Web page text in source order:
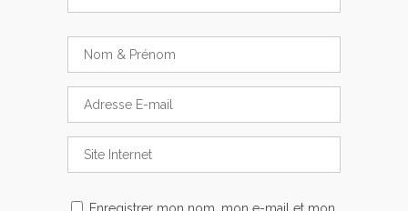
Enregistrer mon nom, mon e-mail et mon